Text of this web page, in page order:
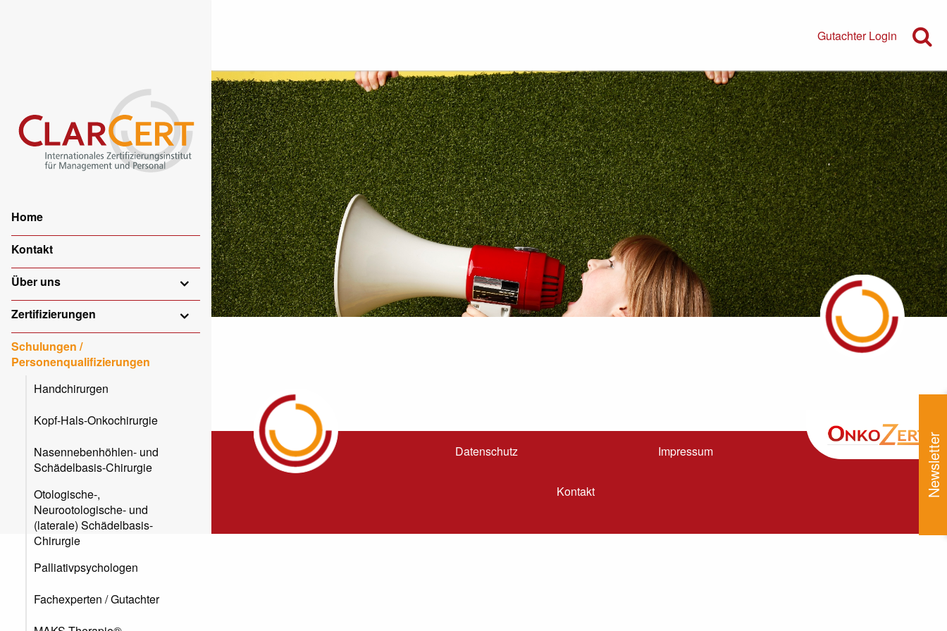
Home
Kontakt
Über uns
Zertifizierungen
Schulungen /
Personenqualifizierungen
Handchirurgen
Kopf-Hals-Onkochirurgie
Nasennebenhöhlen- und
Schädelbasis-Chirurgie
Otologische-,
Neurootologische- und
(laterale) Schädelbasis-
Chirurgie
Palliativpsychologen
Fachexperten / Gutachter
Gutachter Login
Newsletter
Datenschutz Impressum
Kontakt